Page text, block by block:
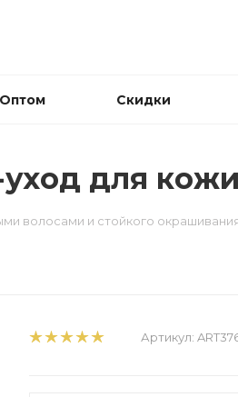
Оптом Скидки
для
волосами и стойкого
Артикул: